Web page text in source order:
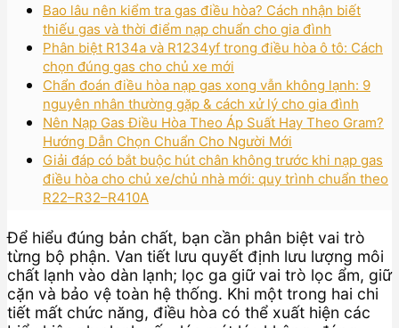
Bao lâu nên kiểm tra gas điều hòa? Cách nhận biết
thiếu gas và thời điểm nạp chuẩn cho gia đình
Phân biệt R134a và R1234yf trong điều hòa ô tô: Cách
chọn đúng gas cho chủ xe mới
Chẩn đoán điều hòa nạp gas xong vẫn không lạnh: 9
nguyên nhân thường gặp & cách xử lý cho gia đình
Nên Nạp Gas Điều Hòa Theo Áp Suất Hay Theo Gram?
Hướng Dẫn Chọn Chuẩn Cho Người Mới
Giải đáp có bắt buộc hút chân không trước khi nạp gas
điều hòa cho chủ xe/chủ nhà mới: quy trình chuẩn theo
R22–R32–R410A
Để hiểu đúng bản chất, bạn cần phân biệt vai trò
từng bộ phận. Van tiết lưu quyết định lưu lượng môi
chất lạnh vào dàn lạnh; lọc ga giữ vai trò lọc ẩm, giữ
cặn và bảo vệ toàn hệ thống. Khi một trong hai chi
tiết mất chức năng, điều hòa có thể xuất hiện các